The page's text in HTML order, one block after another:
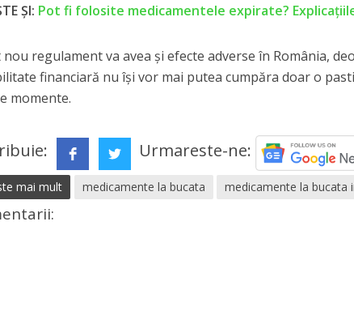
ȘI: Pot fi folosite medicamentele expirate?
nou regulament va avea și efecte adverse în România,
financiară nu își vor mai putea cumpăra doar o
momente.
Urmareste-ne:
mai mult medicamente la bucata medicamente la bucata